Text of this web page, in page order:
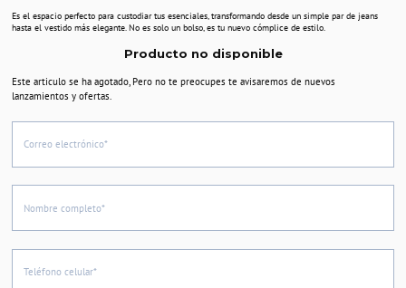
Es el espacio perfecto para custodiar tus esenciales, transformando desde un simple par de jeans
hasta el vestido más elegante. No es solo un bolso, es tu nuevo cómplice de estilo.
Producto no disponible
Este articulo se ha agotado, Pero no te preocupes te avisaremos de nuevos
lanzamientos y ofertas.
Correo electrónico*
Nombre completo*
Teléfono celular*